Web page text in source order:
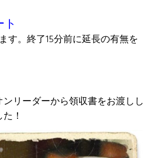
す。終了15分前に延長の有無を
リーダーから領収書をお渡しし
！